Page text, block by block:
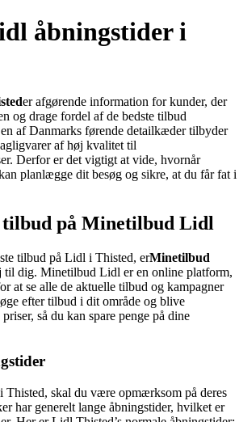
åbningstider i
er afgørende information for kunder, der
og drage fordel af de bedste tilbud
af Danmarks førende detailkæder tilbyder
af høj kvalitet til
Derfor er det vigtigt at vide, hvornår
planlægge dit besøg og sikre, at du får fat i
tilbud på Minetilbud Lidl
tilbud på Lidl i Thisted, erMinetilbud
til dig. Minetilbud Lidl er en online platform,
at se alle de aktuelle tilbud og kampagner
efter tilbud i dit område og blive
så du kan spare penge på dine
skal du være opmærksom på deres
har generelt lange åbningstider, hvilket er